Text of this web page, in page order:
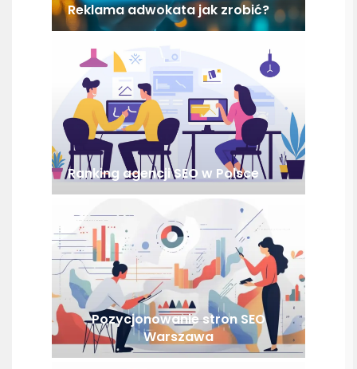
Reklama adwokata jak zrobić?
Ranking agencji SEO w Polsce
Pozycjonowanie stron SEO
Warszawa